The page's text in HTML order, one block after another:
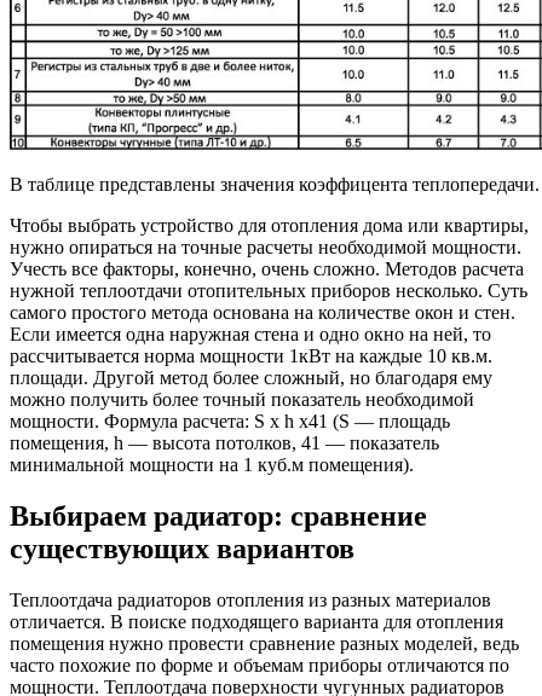
В таблице представлены значения коэффицента теплопередачи.
Чтобы выбрать устройство для отопления дома или квартиры,
нужно опираться на точные расчеты необходимой мощности.
Учесть все факторы, конечно, очень сложно. Методов расчета
нужной теплоотдачи отопительных приборов несколько. Суть
самого простого метода основана на количестве окон и стен.
Если имеется одна наружная стена и одно окно на ней, то
рассчитывается норма мощности 1кВт на каждые 10 кв.м.
площади. Другой метод более сложный, но благодаря ему
можно получить более точный показатель необходимой
мощности. Формула расчета: S x h x41 (S — площадь
помещения, h — высота потолков, 41 — показатель
минимальной мощности на 1 куб.м помещения).
Выбираем радиатор: сравнение
существующих вариантов
Теплоотдача радиаторов отопления из разных материалов
отличается. В поиске подходящего варианта для отопления
помещения нужно провести сравнение разных моделей, ведь
часто похожие по форме и объемам приборы отличаются по
мощности. Теплоотдача поверхности чугунных радиаторов